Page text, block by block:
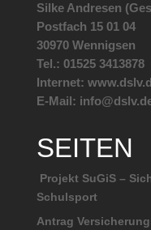
Silke Andresen
Postfach 15 01 04
30970 Wennigsen
Tel.: 01525 3413878
Internet:
E-Mail:
SEITEN
Projekt SuGiS –
Schulsport
Antrag